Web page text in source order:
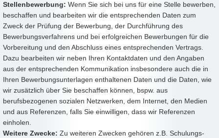
Stellenbewerbung: Wenn Sie sich bei uns für eine Stelle bewerben,
beschaffen und bearbeiten wir die entsprechenden Daten zum
Zweck der Prüfung der Bewerbung, der Durchführung des
Bewerbungsverfahrens und bei erfolgreichen Bewerbungen für die
Vorbereitung und den Abschluss eines entsprechenden Vertrags.
Dazu bearbeiten wir neben Ihren Kontaktdaten und den Angaben
aus der entsprechenden Kommunikation insbesondere auch die in
Ihren Bewerbungsunterlagen enthaltenen Daten und die Daten, wie
wir zusätzlich über Sie beschaffen können, bspw. aus
berufsbezogenen sozialen Netzwerken, dem Internet, den Medien
und aus Referenzen, falls Sie einwilligen, dass wir Referenzen
einholen.
Weitere Zwecke: Zu weiteren Zwecken gehören z.B. Schulungs-